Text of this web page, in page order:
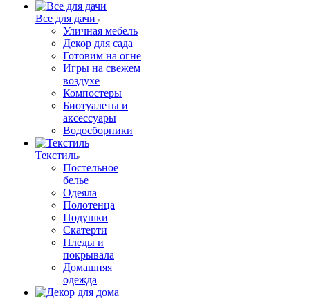
Все для дачи
Уличная мебель
Декор для сада
Готовим на огне
Игры на свежем
воздухе
Компостеры
Биотуалеты и
аксессуары
Водосборники
Текстиль
Постельное
белье
Одеяла
Полотенца
Подушки
Скатерти
Пледы и
покрывала
Домашняя
одежда